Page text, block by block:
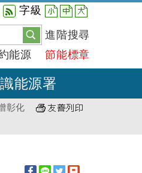
字級 小 中 大
進階搜尋
能源 節能標章
能源署
彰化